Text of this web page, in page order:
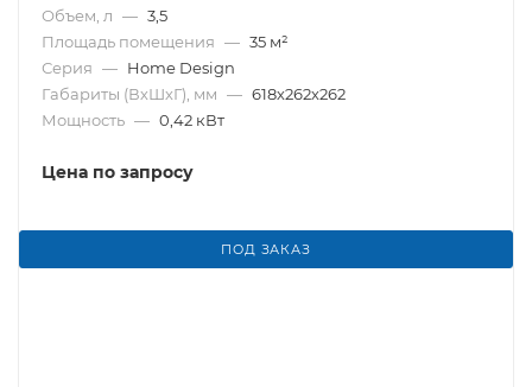
Объем, л — 3,5
Площадь помещения — 35 м²
Серия — Home Design
Габариты (ВхШхГ), мм — 618х262х262
Мощность — 0,42 кВт
Цена по запросу
ПОД ЗАКАЗ